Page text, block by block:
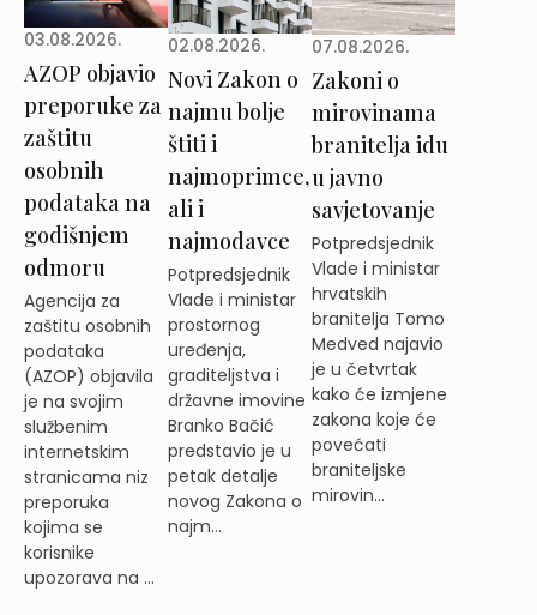
03.08.2026.
AZOP objavio
preporuke za
zaštitu
osobnih
podataka na
godišnjem
odmoru
Agencija za
zaštitu osobnih
podataka
(AZOP) objavila
je na svojim
službenim
internetskim
stranicama niz
preporuka
kojima se
korisnike
upozorava na ...
02.08.2026.
Novi Zakon o
najmu bolje
štiti i
najmoprimce,
ali i
najmodavce
Potpredsjednik
Vlade i ministar
prostornog
uređenja,
graditeljstva i
državne imovine
Branko Bačić
predstavio je u
petak detalje
novog Zakona o
najm...
07.08.2026.
Zakoni o
mirovinama
branitelja idu
u javno
savjetovanje
Potpredsjednik
Vlade i ministar
hrvatskih
branitelja Tomo
Medved najavio
je u četvrtak
kako će izmjene
zakona koje će
povećati
braniteljske
mirovin...